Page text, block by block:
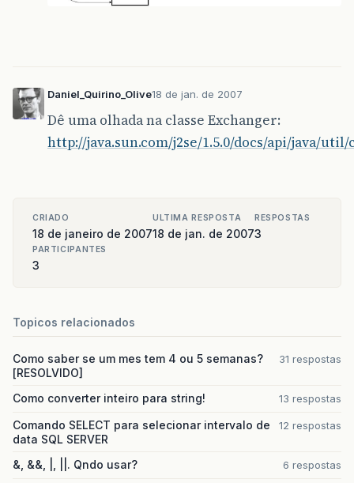
Daniel_Quirino_Olive18 de jan. de 2007
Dê uma olhada na classe Exchanger:
http://java.sun.com/j2se/1.5.0/docs/api/java/
CRIADO
18 de janeiro de 2007
ULTIMA RESPOSTA
18 de jan. de 2007
RESPOSTAS
3
PARTICIPANTES
3
Topicos relacionados
Como saber se um mes tem 4 ou 5 semanas?
[RESOLVIDO]
31 respostas
Como converter inteiro para string! 13 respostas
Comando SELECT para selecionar intervalo de
data SQL SERVER
12 respostas
&, &&, |, ||. Qndo usar? 6 respostas